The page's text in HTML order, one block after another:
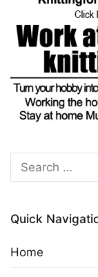
Search
for:
Quick
Home